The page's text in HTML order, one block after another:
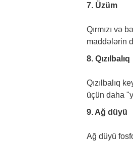
7. Üzüm
Qırmızı və
maddələrin
8. Qızılbalıq
Qızılbalıq
üçün daha
9. Ağ düyü
Ağ düyü